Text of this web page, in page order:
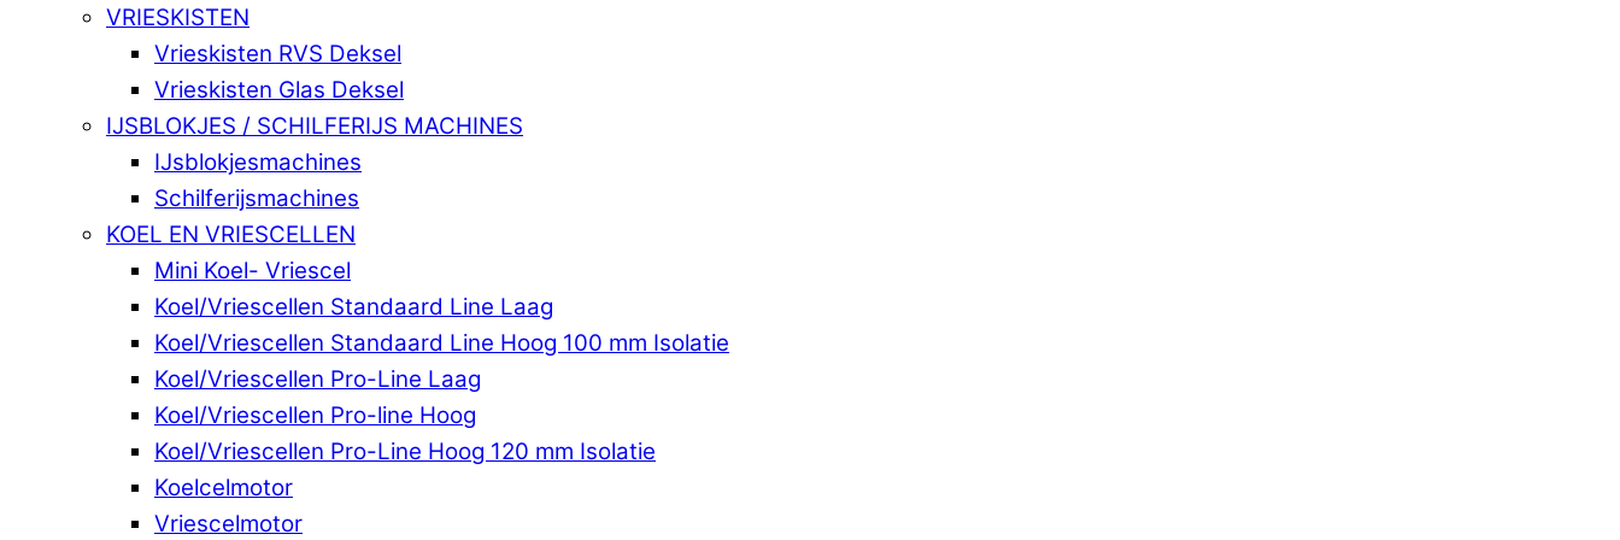
VRIESKISTEN
Vrieskisten RVS Deksel
Vrieskisten Glas Deksel
IJSBLOKJES / SCHILFERIJS MACHINES
IJsblokjesmachines
Schilferijsmachines
KOEL EN VRIESCELLEN
Mini Koel- Vriescel
Koel/Vriescellen Standaard Line Laag
Koel/Vriescellen Standaard Line Hoog 100 mm Isolatie
Koel/Vriescellen Pro-Line Laag
Koel/Vriescellen Pro-line Hoog
Koel/Vriescellen Pro-Line Hoog 120 mm Isolatie
Koelcelmotor
Vriescelmotor